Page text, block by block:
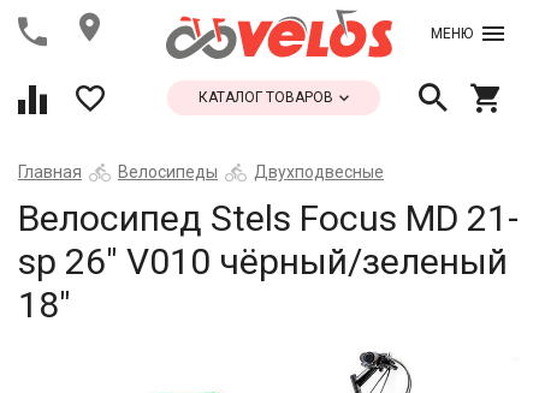
МЕНЮ
КАТАЛОГ ТОВАРОВ
Главная Велосипеды Двухподвесные
Велосипед Stels Focus MD 21-
sp 26" V010 чёрный/зеленый
18"